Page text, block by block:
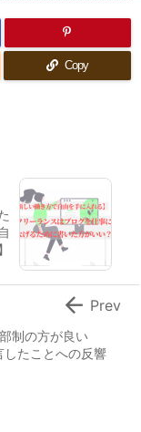
Copy
制の方が良い
したことへの反響
 Prev